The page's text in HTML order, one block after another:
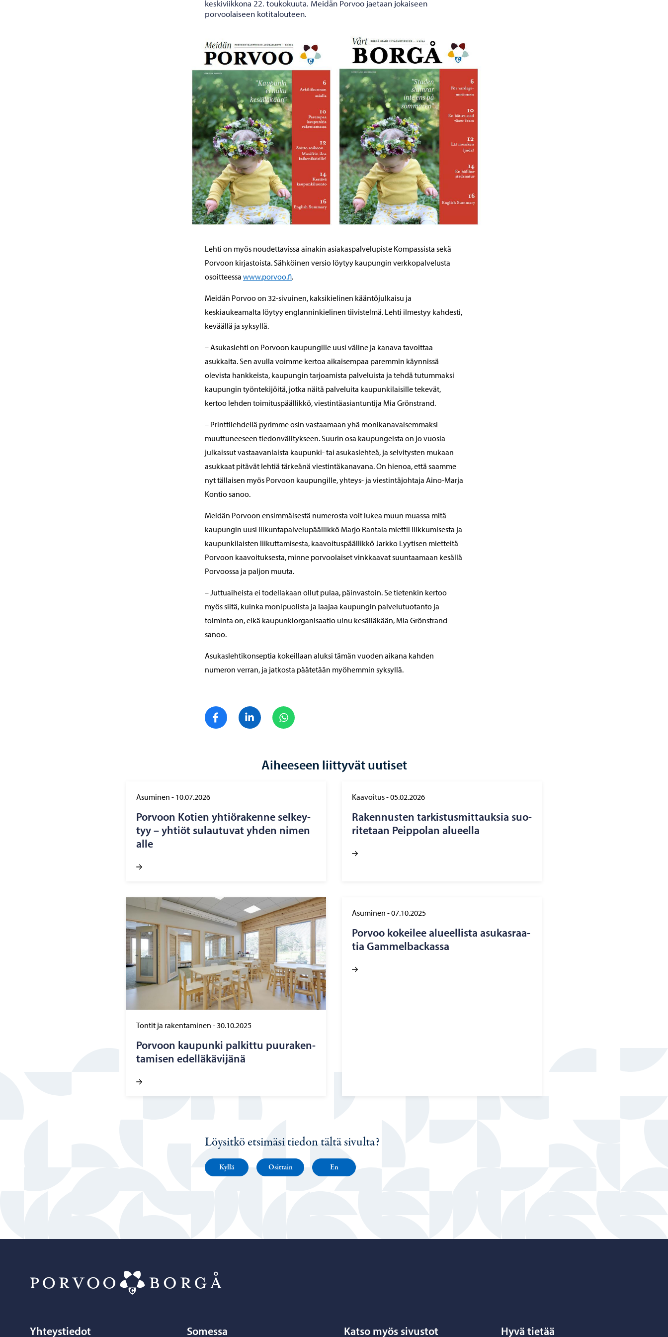
keskiviikkona 22. toukokuuta. Meidän Porvoo jaetaan jokaiseen
porvoolaiseen kotitalouteen.
Lehti on myös noudettavissa ainakin asiakaspalvelupiste Kompassista sekä
Porvoon kirjastoista. Sähköinen versio löytyy kaupungin verkkopalvelusta
osoitteessa www.porvoo.fi.
Meidän Porvoo on 32-sivuinen, kaksikielinen kääntöjulkaisu ja
keskiaukeamalta löytyy englanninkielinen tiivistelmä. Lehti ilmestyy kahdesti,
keväällä ja syksyllä.
– Asukaslehti on Porvoon kaupungille uusi väline ja kanava tavoittaa
asukkaita. Sen avulla voimme kertoa aikaisempaa paremmin käynnissä
olevista hankkeista, kaupungin tarjoamista palveluista ja tehdä tutummaksi
kaupungin työntekijöitä, jotka näitä palveluita kaupunkilaisille tekevät,
kertoo lehden toimituspäällikkö, viestintäasiantuntija Mia Grönstrand.
– Printtilehdellä pyrimme osin vastaamaan yhä monikanavaisemmaksi
muuttuneeseen tiedonvälitykseen. Suurin osa kaupungeista on jo vuosia
julkaissut vastaavanlaista kaupunki- tai asukaslehteä, ja selvitysten mukaan
asukkaat pitävät lehtiä tärkeänä viestintäkanavana. On hienoa, että saamme
nyt tällaisen myös Porvoon kaupungille, yhteys- ja viestintäjohtaja Aino-Marja
Kontio sanoo.
Meidän Porvoon ensimmäisestä numerosta voit lukea muun muassa mitä
kaupungin uusi liikuntapalvelupäällikkö Marjo Rantala miettii liikkumisesta ja
kaupunkilaisten liikuttamisesta, kaavoituspäällikkö Jarkko Lyytisen mietteitä
Porvoon kaavoituksesta, minne porvoolaiset vinkkaavat suuntaamaan kesällä
Porvoossa ja paljon muuta.
– Juttuaiheista ei todellakaan ollut pulaa, päinvastoin. Se tietenkin kertoo
myös siitä, kuinka monipuolista ja laajaa kaupungin palvelutuotanto ja
toiminta on, eikä kaupunkiorganisaatio uinu kesälläkään, Mia Grönstrand
sanoo.
Asukaslehtikonseptia kokeillaan aluksi tämän vuoden aikana kahden
numeron verran, ja jatkosta päätetään myöhemmin syksyllä.
Jaa FacebookJaa LinkedIn
Aiheeseen liittyvät uutiset
Asuminen - 10.07.2026
Por­voon Ko­tien yh­tiö­ra­ken­ne sel­key­
tyy – yh­tiöt su­lau­tu­vat yhden nimen
alle
Kaavoitus-05.02.2026
Ra­ken­nus­ten tar­kis­tus­mit­tauk­sia suo­
ri­te­taan Peip­po­lan alu­eel­la
Tontit ja rakentaminen -30.10.2025
Por­voon kau­pun­ki pal­kit­tu puu­ra­ken­
ta­mi­sen edel­lä­kä­vi­jä­nä
Asuminen -07.10.2025
Por­voo ko­kei­lee alu­eel­lis­ta asu­kas­raa­
tia Gam­mel­bac­kas­sa
Löysitkö etsimäsi tiedon tältä sivulta?
Kyllä Osittain En
Yhteystiedot Somessa Katso myös sivustot Hyvä tietää